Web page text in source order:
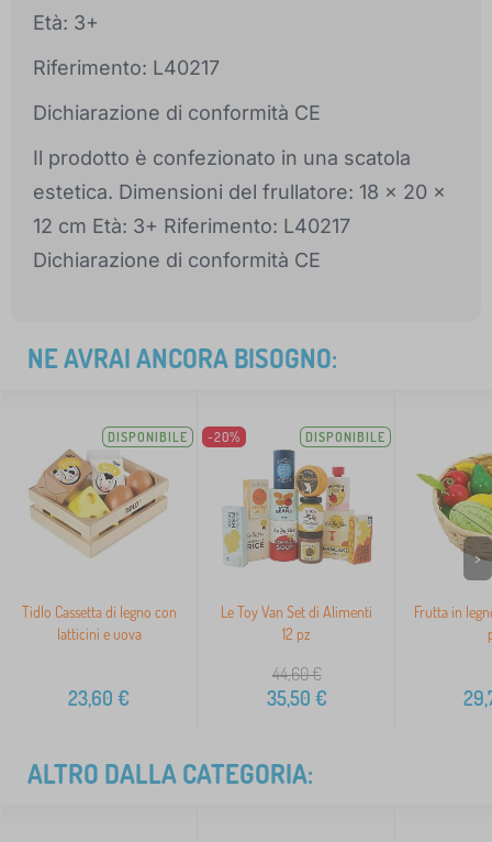
Età: 3+
Riferimento: L40217
Dichiarazione di conformità CE
Il prodotto è confezionato in una scatola
estetica. Dimensioni del frullatore: 18 x 20 x
12 cm Età: 3+ Riferimento: L40217
Dichiarazione di conformità CE
NE AVRAI ANCORA BISOGNO:
DISPONIBILE
Tidlo Cassetta di legno con
latticini e uova
23,60 €
-20% DISPONIBILE
Le Toy Van Set di Alimenti
12 pz
44,60€
35,50 €
Frutta in
>
ALTRO DALLA CATEGORIA: